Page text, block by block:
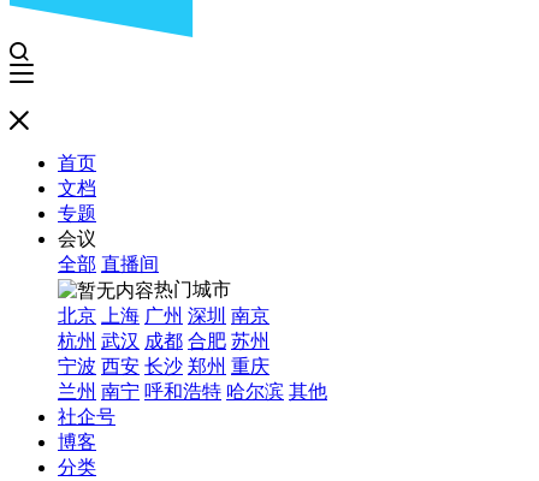
首页
文档
专题
会议
全部 直播间
热门城市
北京
上海 广州 深圳 南京
杭州 武汉 成都 合肥 苏州
宁波 西安 长沙 郑州 重庆
兰州 南宁 呼和浩特 哈尔滨 其他
社企号
博客
分类